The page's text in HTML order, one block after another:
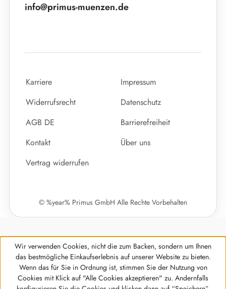
info@primus-muenzen.de
Karriere
Impressum
Widerrufsrecht
Datenschutz
AGB DE
Barrierefreiheit
Kontakt
Über uns
Vertrag widerrufen
© %year% Primus GmbH Alle Rechte Vorbehalten
Werkzeugleiste anzeigen
Wir verwenden Cookies, nicht die zum Backen, sondern um Ihnen
das bestmögliche Einkaufserlebnis auf unserer Website zu bieten.
Wenn das für Sie in Ordnung ist, stimmen Sie der Nutzung von
Cookies mit Klick auf "Alle Cookies akzeptieren" zu. Andernfalls